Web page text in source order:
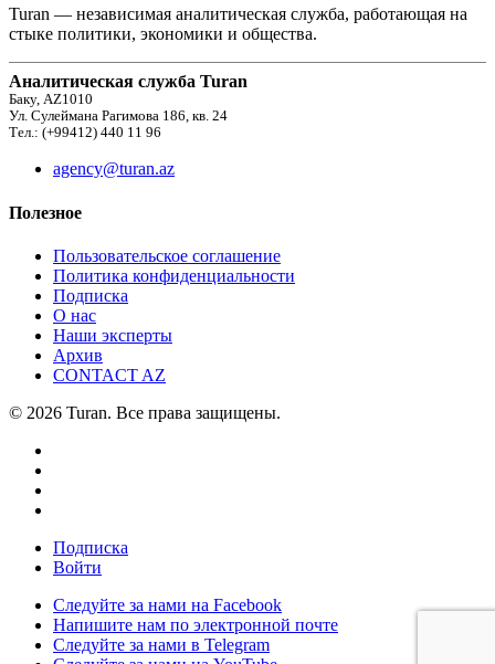
Turan — независимая аналитическая служба, работающая на
стыке политики, экономики и общества.
Аналитическая служба Turan
Баку, AZ1010
Ул. Сулеймана Рагимова 186, кв. 24
Тел.: (+99412) 440 11 96
agency@turan.az
Полезное
Пользовательское соглашение
Политика конфиденциальности
Подписка
О нас
Наши эксперты
Архив
CONTACT AZ
© 2026 Turan. Все права защищены.
Подписка
Войти
Следуйте за нами на Facebook
Напишите нам по электронной почте
Следуйте за нами в Telegram